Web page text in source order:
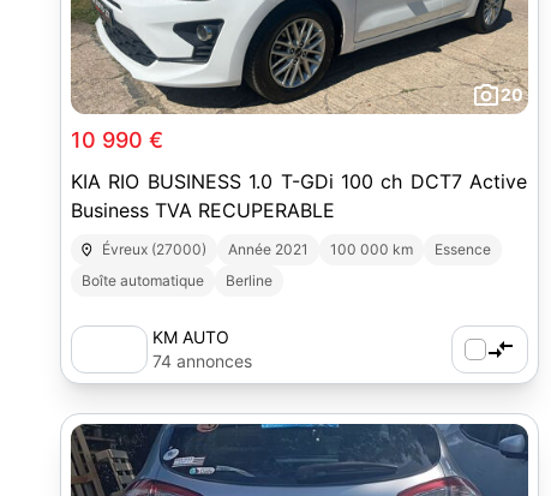
20
10 990 €
KIA RIO BUSINESS 1.0 T-GDi 100 ch DCT7 Active
Business TVA RECUPERABLE
Évreux (27000) Année 2021 100 000 km
Essence
Boîte automatique
Berline
KM AUTO
74 annonces